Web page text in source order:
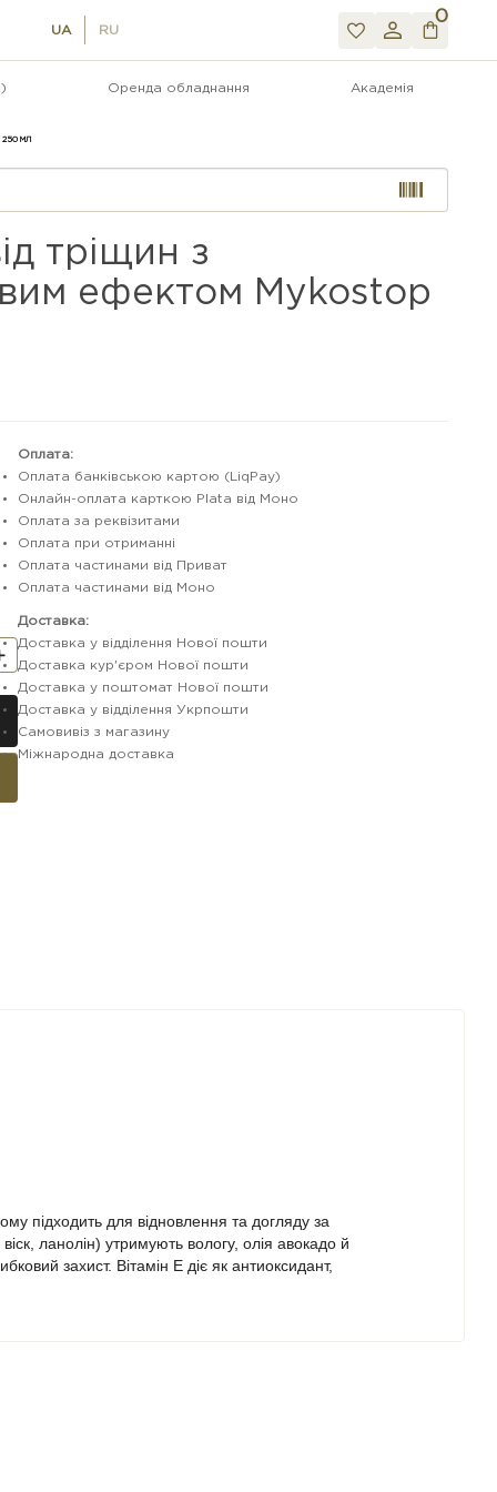
UA RU
0
Оренда обладнання Академія
250 МЛ
тріщин з
ефектом Mykostop
Оплата:
Оплата банківською картою (LiqPay)
Онлайн-оплата карткою Plata від Моно
Оплата за реквізитами
Оплата при отриманні
Оплата частинами від Приват
Оплата частинами від Моно
Доставка:
Доставка у відділення Нової пошти
Доставка кур'єром Нової пошти
Доставка у поштомат Нової пошти
Доставка у відділення Укрпошти
Самовивіз з магазину
Міжнародна доставка
підходить для відновлення та догляду за
ланолін) утримують вологу, олія авокадо й
захист. Вітамін E діє як антиоксидант,